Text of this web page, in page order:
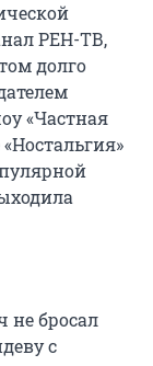
РЕН-ТВ,
долго
«Частная
не бросал
с